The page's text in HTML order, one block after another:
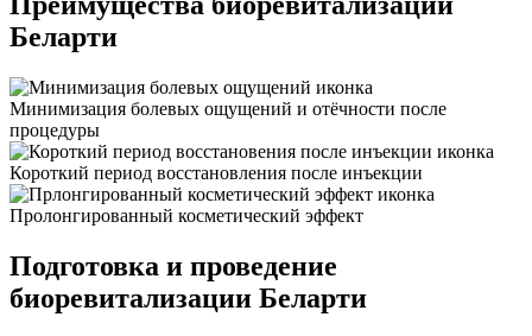
Беларти
Минимизация болевых ощущений и отёчности после
процедуры
Короткий период восстановления после инъекции
Пролонгированный косметический эффект
Подготовка и проведение
биоревитализации Беларти